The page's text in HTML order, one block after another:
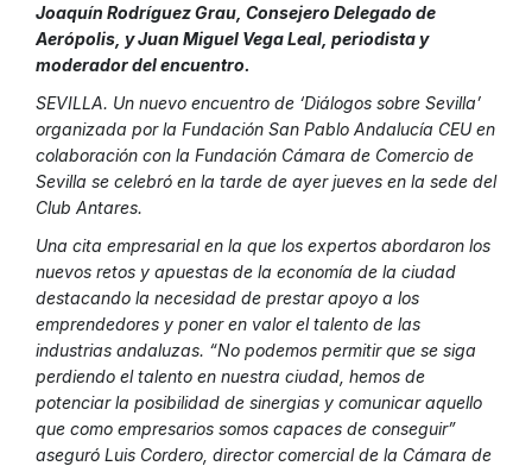
Joaquín Rodríguez Grau, Consejero Delegado de
Aerópolis, y Juan Miguel Vega Leal, periodista y
moderador del encuentro.
SEVILLA. Un nuevo encuentro de ‘Diálogos sobre Sevilla’
organizada por la Fundación San Pablo Andalucía CEU en
colaboración con la Fundación Cámara de Comercio de
Sevilla se celebró en la tarde de ayer jueves en la sede del
Club Antares.
Una cita empresarial en la que los expertos abordaron los
nuevos retos y apuestas de la economía de la ciudad
destacando la necesidad de prestar apoyo a los
emprendedores y poner en valor el talento de las
industrias andaluzas. “No podemos permitir que se siga
perdiendo el talento en nuestra ciudad, hemos de
potenciar la posibilidad de sinergias y comunicar aquello
que como empresarios somos capaces de conseguir”
aseguró Luis Cordero, director comercial de la Cámara de